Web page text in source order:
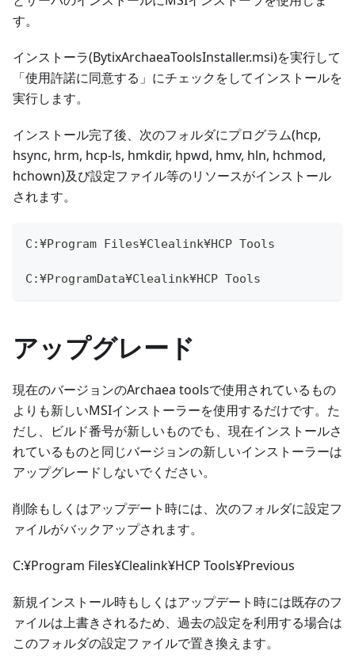
す。
インストーラ(BytixArchaeaToolsInstaller.msi)を実行して
「使用許諾に同意する」にチェックをしてインストールを
実行します。
インストール完了後、次のフォルダにプログラム(hcp,
hsync, hrm, hcp-ls, hmkdir, hpwd, hmv, hln, hchmod,
hchown)及び設定ファイル等のリソースがインストール
されます。
C:¥Program Files¥Clealink¥HCP Tools
C:¥ProgramData¥Clealink¥HCP Tools
アップグレード
現在のバージョンのArchaea toolsで使用されているもの
よりも新しいMSIインストーラーを使用するだけです。た
だし、ビルド番号が新しいものでも、現在インストールさ
れているものと同じバージョンの新しいインストーラーは
アップグレードしないでください。
削除もしくはアップデート時には、次のフォルダに設定フ
ァイルがバックアップされます。
C:¥Program Files¥Clealink¥HCP Tools¥Previous
新規インストール時もしくはアップデート時には既存のフ
ァイルは上書きされるため、過去の設定を利用する場合は
このフォルダの設定ファイルで置き換えます。